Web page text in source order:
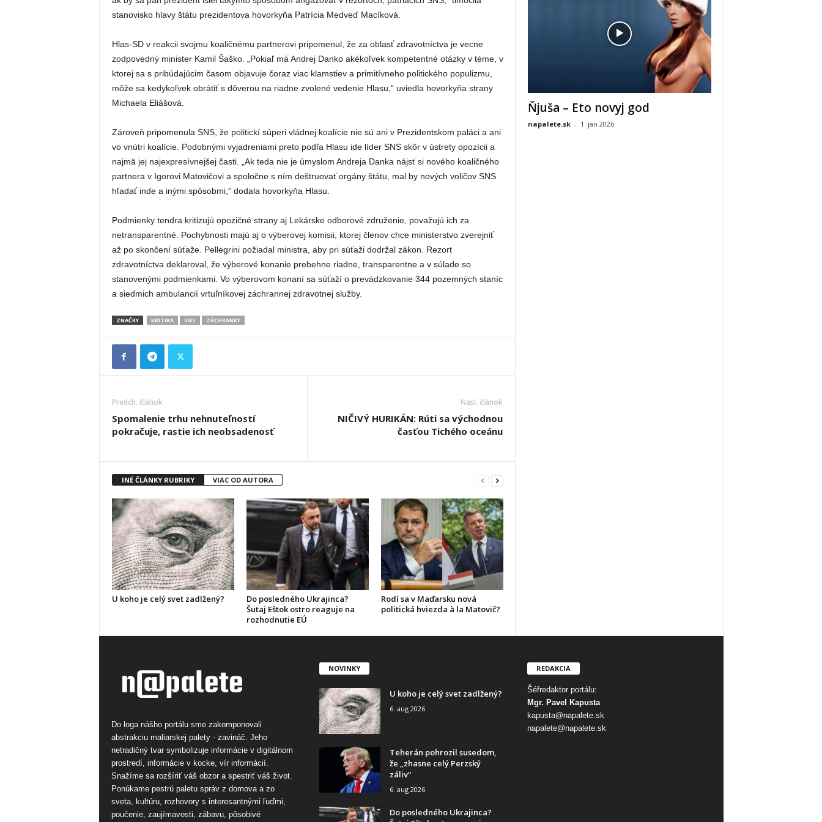
stanovisko hlavy štátu prezidentova hovorkyňa Patrícia Medveď Macíková.
Hlas-SD v reakcii svojmu koaličnému partnerovi pripomenul, že za oblasť zdravotníctva je vecne
zodpovedný minister Kamil Šaško. „Pokiaľ má Andrej Danko akékoľvek kompetentné otázky v téme, v
ktorej sa s pribúdajúcim časom objavuje čoraz viac klamstiev a primitívneho politického populizmu,
môže sa kedykoľvek obrátiť s dôverou na riadne zvolené vedenie Hlasu,“ uviedla hovorkyňa strany
Michaela Eliášová.
Zároveň pripomenula SNS, že politickí súperi vládnej koalície nie sú ani v Prezidentskom paláci a ani
vo vnútri koalície. Podobnými vyjadreniami preto podľa Hlasu ide líder SNS skôr v ústrety opozícii a
najmä jej najexpresívnejšej časti. „Ak teda nie je úmyslom Andreja Danka nájsť si nového koaličného
partnera v Igorovi Matovičovi a spoločne s ním deštruovať orgány štátu, mal by nových voličov SNS
hľadať inde a inými spôsobmi,“ dodala hovorkyňa Hlasu.
Podmienky tendra kritizujú opozičné strany aj Lekárske odborové združenie, považujú ich za
netransparentné. Pochybnosti majú aj o výberovej komisii, ktorej členov chce ministerstvo zverejniť
až po skončení súťaže. Pellegrini požiadal ministra, aby pri súťaži dodržal zákon. Rezort
zdravotníctva deklaroval, že výberové konanie prebehne riadne, transparentne a v súlade so
stanovenými podmienkami. Vo výberovom konaní sa súťaží o prevádzkovanie 344 pozemných staníc
a siedmich ambulancií vrtuľníkovej záchrannej zdravotnej služby.
ZNAČKY KRITIKA SNS ZÁCHRANKY
Predch. článok
Spomalenie trhu nehnuteľností
pokračuje, rastie ich neobsadenosť
Nasl. článok
NIČIVÝ HURIKÁN: Rúti sa východnou
časťou Tichého oceánu
INÉ ČLÁNKY RUBRIKY VIAC OD AUTORA
U koho je celý svet zadlžený?
Do posledného Ukrajinca?
Šutaj Eštok ostro reaguje na
rozhodnutie EÚ
Rodí sa v Maďarsku nová
politická hviezda à la Matovič?
Ňjuša – Eto novyj god
napalete.sk - 1. jan 2026
Do loga nášho portálu sme zakomponovali
abstrakciu maliarskej palety - zavináč. Jeho
netradičný tvar symbolizuje informácie v digitálnom
prostredí, informácie v kocke, vír informácií.
Snažíme sa rozšíriť váš obzor a spestriť váš život.
Ponúkame pestrú paletu správ z domova a zo
sveta, kultúru, rozhovory s interesantnými ľuďmi,
poučenie, zaujímavosti, zábavu, pôsobivé
NOVINKY
U koho je celý svet zadlžený?
6. aug 2026
Teherán pohrozil susedom,
že „zhasne celý Perzský
záliv“
6. aug 2026
Do posledného Ukrajinca?
REDAKCIA
Šéfredaktor portálu:
Mgr. Pavel Kapusta
kapusta@napalete.sk
napalete@napalete.sk